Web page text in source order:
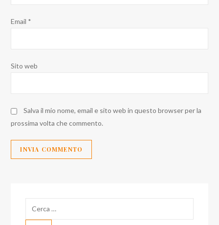
Email *
Sito web
Salva il mio nome, email e sito web in questo browser per la
prossima volta che commento.